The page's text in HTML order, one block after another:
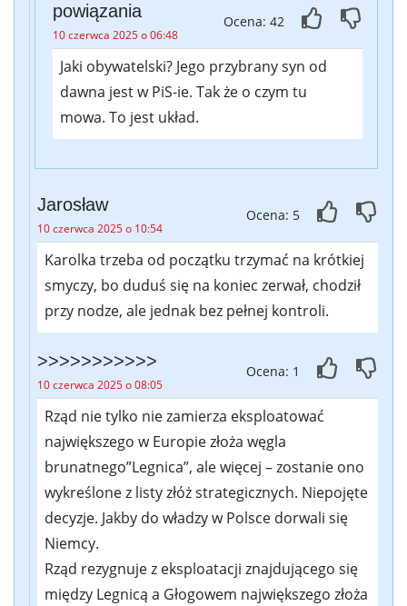
powiązania
10 czerwca 2025 o 06:48
Ocena: 42
Jaki obywatelski? Jego przybrany syn od
dawna jest w PiS-ie. Tak że o czym tu
mowa. To jest układ.
Jarosław
10 czerwca 2025 o 10:54
Ocena: 5
Karolka trzeba od początku trzymać na krótkiej
smyczy, bo duduś się na koniec zerwał, chodził
przy nodze, ale jednak bez pełnej kontroli.
>>>>>>>>>>>
10 czerwca 2025 o 08:05
Ocena: 1
Rząd nie tylko nie zamierza eksploatować
największego w Europie złoża węgla
brunatnego”Legnica”, ale więcej – zostanie ono
wykreślone z listy złóż strategicznych. Niepojęte
decyzje. Jakby do władzy w Polsce dorwali się
Niemcy.
Rząd rezygnuje z eksploatacji znajdującego się
między Legnicą a Głogowem największego złoża